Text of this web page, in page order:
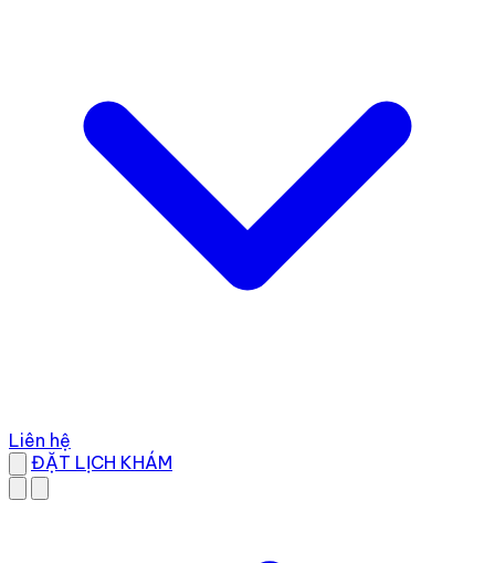
Liên hệ
ĐẶT LỊCH KHÁM